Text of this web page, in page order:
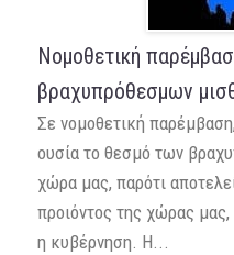
Nοµοθετική
βραχυπρόθεσµων
Σε νοµοθετική
ουσία το θεσμό των
χώρα μας, παρότι
προιόντος της χώρας
η κυβέρνηση. Η...